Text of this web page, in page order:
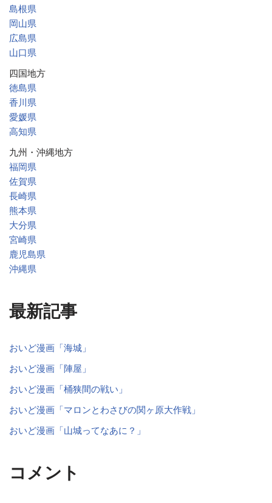
島根県
岡山県
広島県
山口県
四国地方
徳島県
香川県
愛媛県
高知県
九州・沖縄地方
福岡県
佐賀県
長崎県
熊本県
大分県
宮崎県
鹿児島県
沖縄県
最新記事
おいど漫画「海城」
おいど漫画「陣屋」
おいど漫画「桶狭間の戦い」
おいど漫画「マロンとわさびの関ヶ原大作戦」
おいど漫画「山城ってなあに？」
コメント